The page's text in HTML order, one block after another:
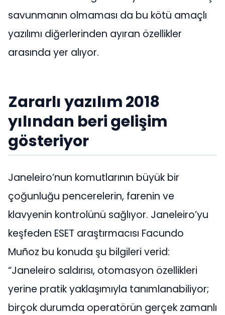
savunmanın olmaması da bu kötü amaçlı
yazılımı diğerlerinden ayıran özellikler
arasında yer alıyor.
Zararlı yazılım 2018
yılından beri gelişim
gösteriyor
Janeleiro’nun komutlarının büyük bir
çoğunluğu pencerelerin, farenin ve
klavyenin kontrolünü sağlıyor. Janeleiro’yu
keşfeden ESET araştırmacısı Facundo
Muñoz bu konuda şu bilgileri verid:
“Janeleiro saldırısı, otomasyon özellikleri
yerine pratik yaklaşımıyla tanımlanabiliyor;
birçok durumda operatörün gerçek zamanlı